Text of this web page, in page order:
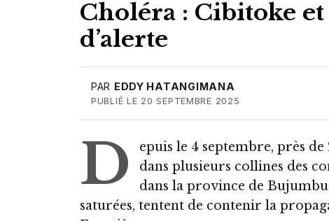
Choléra : Cibitoke
d’alerte
PAR EDDY HATANGIMANA
PUBLIÉ LE 20 SEPTEMBRE 2025
D
epuis le 4 septembre, près
dans plusieurs collines des
dans la province de
saturées, tentent de contenir la